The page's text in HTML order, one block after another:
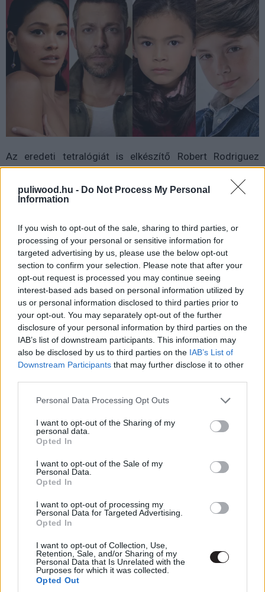
puliwood.hu - Do Not Process My Personal
Information
If you wish to opt-out of the sale, sharing to third parties, or
processing of your personal or sensitive information for
targeted advertising by us, please use the below opt-out
section to confirm your selection. Please note that after your
opt-out request is processed you may continue seeing
interest-based ads based on personal information utilized by
us or personal information disclosed to third parties prior to
your opt-out. You may separately opt-out of the further
disclosure of your personal information by third parties on the
IAB’s list of downstream participants. This information may
also be disclosed by us to third parties on the IAB’s List of
Downstream Participants that may further disclose it to other
Please note that this website/app uses one or more Google
not limited to your visit or usage behaviour. You may click to
grant or deny consent to Google and its third-party tags to
use your data for below specified purposes in below Google
consent section.
Personal Data Processing Opt Outs
I want to opt-out of the Sharing of my
personal data.
Opted In
I want to opt-out of the Sale of my
Personal Data.
Opted In
I want to opt-out of processing my
Personal Data for Targeted Advertising.
Opted In
I want to opt-out of Collection, Use,
Retention, Sale, and/or Sharing of my
Personal Data that Is Unrelated with the
Purposes for which it was collected.
Opted Out
Az eredeti tetralógiát is elkészítő Robert Rodriguez
fogja írni (Racer Max társíróval együtt), rendezni és
producerelni ezt az újragondolást is, amely egy új
kémcsaládot mutat majd be a világnak. Ez lesz
We Can Be Heroes című alkotás után.
A film története azt követően játszódik majd, hogy a
világ legnagyobb titkos ügynökeinek gyermekei
akaratlanul segítenek egy nagyhatalmú játékfejlesztőnek
elszabadítani egy számítógépes vírust, amely minden
technológia felett átveszi az irányítást. Így ők maguknak
is kémekké kell válniuk, hogy megmentsék szüleiket és a
világot.
Rengeteg hír, cikk és kritika vár ezen kívül is a
Puliwoodon. Iratkozz fel a hírlevelünkre, mert
kiválogatjuk neked azokat, amikről biztosan nem
akarsz lemaradni.
Kijelentem, hogy az adatkezelési nyilatkozat
megismertem és azt elfogadom.
Feliratkozom